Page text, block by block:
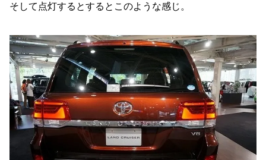
そして点灯するとするとこのような感じ。